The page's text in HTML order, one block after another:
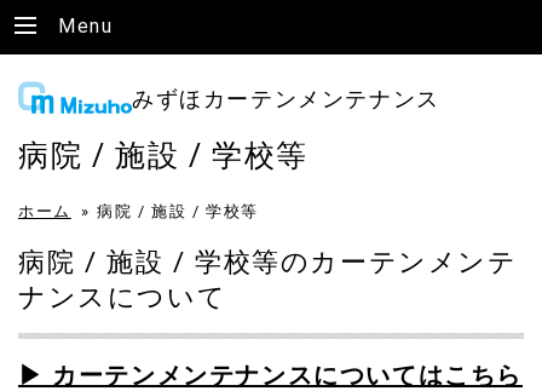
Menu
みずほカーテンメンテナンス
病院 / 施設 / 学校等
ホーム » 病院 / 施設 / 学校等
病院 / 施設 / 学校等のカーテンメンテ
ナンスについて
▶ カーテンメンテナンスについてはこちら